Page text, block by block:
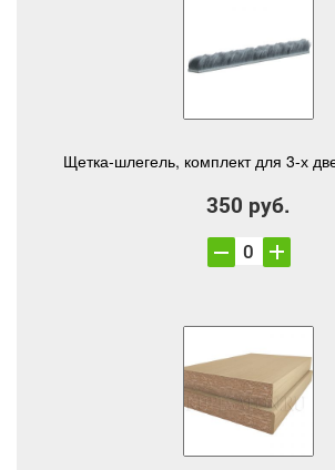
Щетка-шлегель, комплект для 3-х
350 руб.